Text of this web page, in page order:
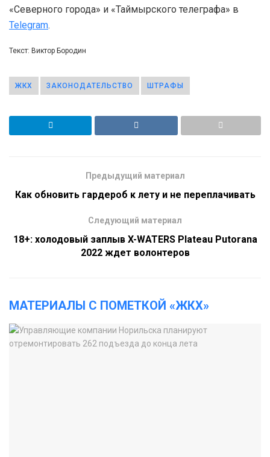
«Северного города» и «Таймырского телеграфа» в
Telegram.
Текст: Виктор Бородин
ЖКХ ЗАКОНОДАТЕЛЬСТВО ШТРАФЫ
Предыдущий материал
Как обновить гардероб к лету и не переплачивать
Следующий материал
18+: холодовый заплыв X-WATERS Plateau Putorana
2022 ждет волонтеров
МАТЕРИАЛЫ С ПОМЕТКОЙ «ЖКХ»